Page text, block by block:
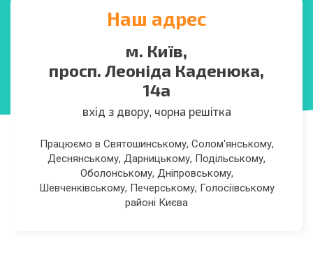
Наш адрес
м. Київ,
просп. Леоніда Каденюка,
14а
вхід з двору, чорна решітка
Працюємо в Святошинському, Солом'янському,
Деснянському, Дарницькому, Подільському,
Оболонському, Дніпровському,
Шевченківському, Печерському, Голосіївському
районі Києва